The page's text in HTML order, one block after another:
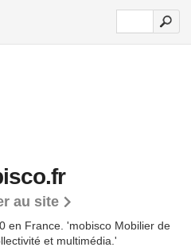
au site
en France. 'mobisco Mobilier de
et multimédia.'